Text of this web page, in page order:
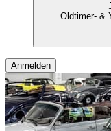
Oldtimer- &
Anmelden